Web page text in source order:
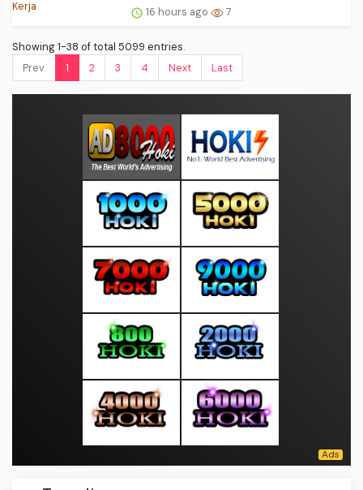
16 hours ago 7
Showing 1-38 of total 5099 entries.
Prev.
1 2 3 4 Next Last